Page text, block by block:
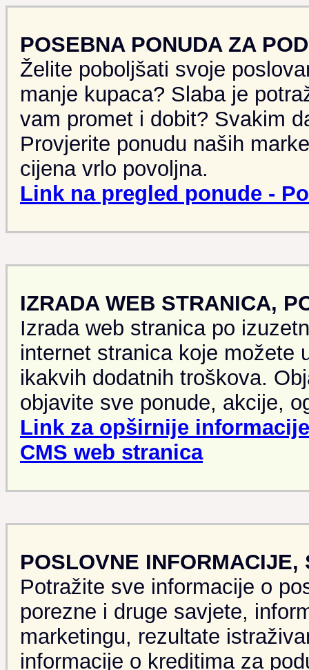
POSEBNA PONUDA ZA
Želite poboljšati svoje
manje kupaca? Slaba je
vam promet i dobit? Svakim
Provjerite ponudu naših
cijena vrlo povoljna.
Link na pregled ponude -
IZRADA WEB STRANICA,
Izrada web stranica po
internet stranica koje možete
ikakvih dodatnih troškova.
objavite sve ponude, akcije,
Link za opširnije
CMS web stranica
POSLOVNE
Potražite sve informacije o
porezne i druge savjete,
marketingu, rezultate
informacije o kreditima za